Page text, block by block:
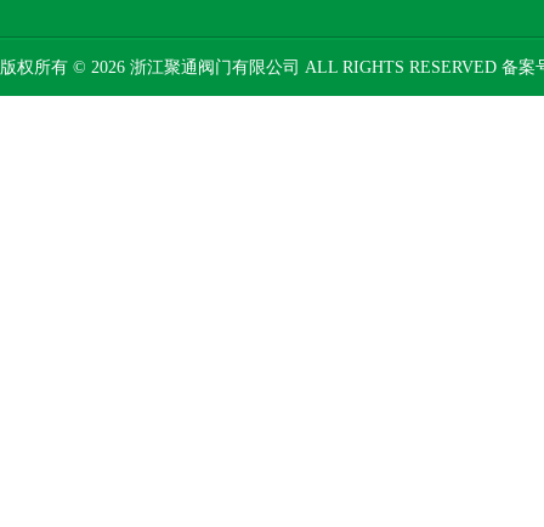
版权所有 © 2026 浙江聚通阀门有限公司 ALL RIGHTS RESERVED 备案